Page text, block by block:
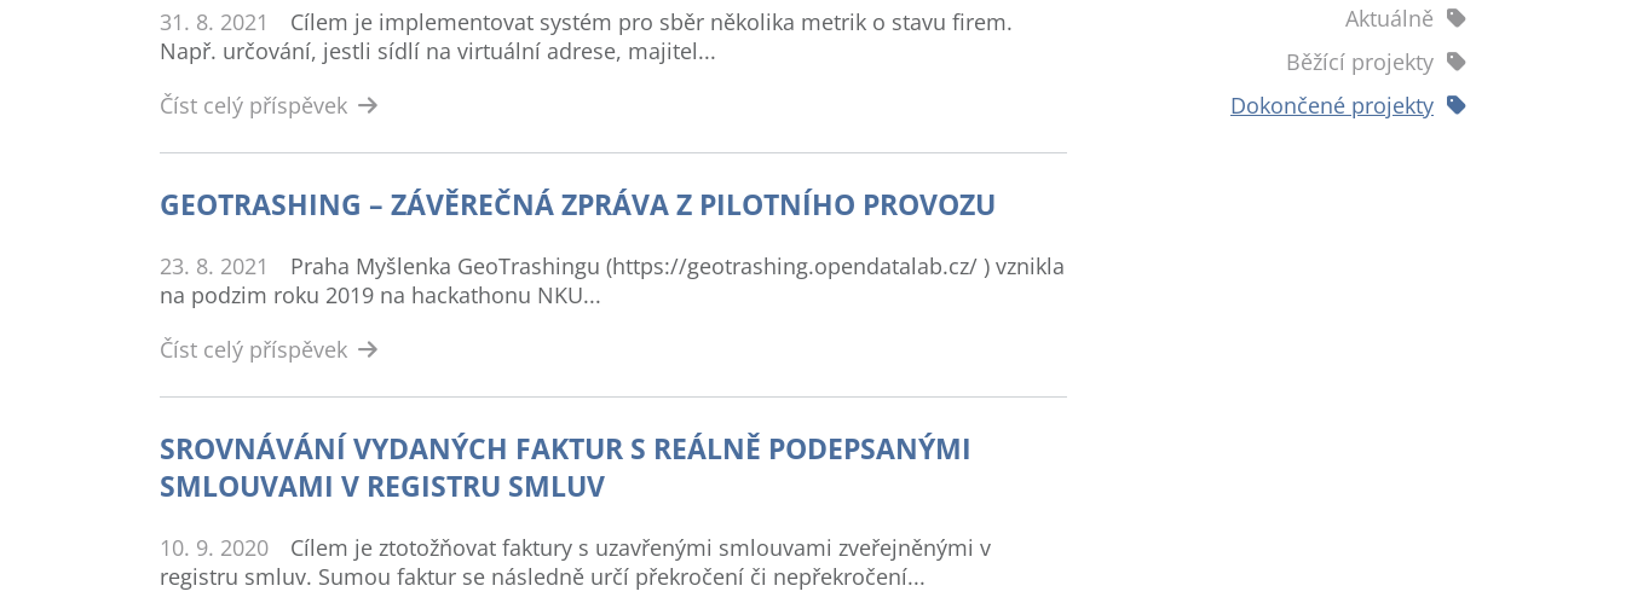
31. 8. 2021
Cílem je implementovat systém pro sběr několika metrik o stavu firem.
Např. určování, jestli sídlí na virtuální adrese, majitel...
Číst celý příspěvek
GEOTRASHING – ZÁVĚREČNÁ ZPRÁVA Z PILOTNÍHO PROVOZU
23. 8. 2021
Praha Myšlenka GeoTrashingu (https://geotrashing.opendatalab.cz/ ) vznikla
na podzim roku 2019 na hackathonu NKU...
Číst celý příspěvek
SROVNÁVÁNÍ VYDANÝCH FAKTUR S REÁLNĚ PODEPSANÝMI
SMLOUVAMI V REGISTRU SMLUV
10. 9. 2020
Cílem je ztotožňovat faktury s uzavřenými smlouvami zveřejněnými v
registru smluv. Sumou faktur se následně určí překročení či nepřekročení...
Aktuálně
Běžící projekty
Dokončené projekty